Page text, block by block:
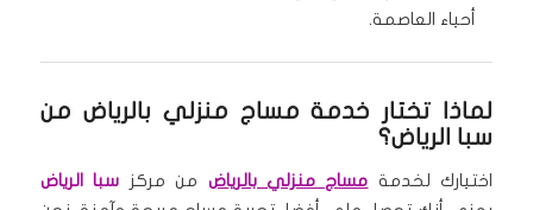
أحياء العاصمة.
لماذا تختار خدمة مساج منزلي بالرياض من
سبا الرياض؟
اختيارك لخدمة مساج منزلي بالرياض من مركز سبا الرياض